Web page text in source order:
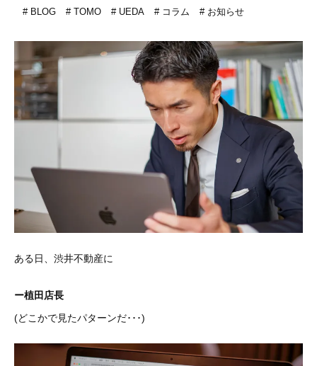
BLOG TOMO UEDA コラム お知らせ
ある日、渋井不動産に
ー植田店長
(どこかで見たパターンだ･･･)